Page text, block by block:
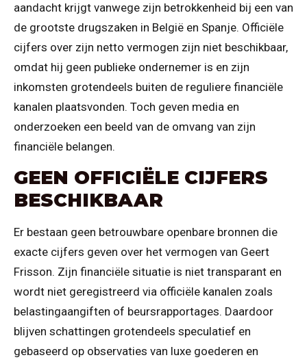
aandacht krijgt vanwege zijn betrokkenheid bij een van
de grootste drugszaken in België en Spanje. Officiële
cijfers over zijn netto vermogen zijn niet beschikbaar,
omdat hij geen publieke ondernemer is en zijn
inkomsten grotendeels buiten de reguliere financiële
kanalen plaatsvonden. Toch geven media en
onderzoeken een beeld van de omvang van zijn
financiële belangen.
GEEN OFFICIËLE CIJFERS
BESCHIKBAAR
Er bestaan geen betrouwbare openbare bronnen die
exacte cijfers geven over het vermogen van Geert
Frisson. Zijn financiële situatie is niet transparant en
wordt niet geregistreerd via officiële kanalen zoals
belastingaangiften of beursrapportages. Daardoor
blijven schattingen grotendeels speculatief en
gebaseerd op observaties van luxe goederen en